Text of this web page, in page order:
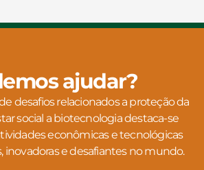
ajudar?
desafios relacionados a proteção da
social a biotecnologia destaca-se
econômicas e tecnológicas
inovadoras e desafiantes no mundo.